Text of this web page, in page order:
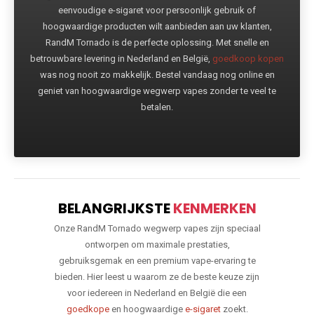
eenvoudige e-sigaret voor persoonlijk gebruik of
hoogwaardige producten wilt aanbieden aan uw klanten,
RandM Tornado is de perfecte oplossing. Met snelle en
betrouwbare levering in Nederland en België, goedkoop kopen
was nog nooit zo makkelijk. Bestel vandaag nog online en
geniet van hoogwaardige wegwerp vapes zonder te veel te
betalen.
BELANGRIJKSTEKENMERKEN
Onze RandM Tornado wegwerp vapes zijn speciaal
ontworpen om maximale prestaties,
gebruiksgemak en een premium vape-ervaring te
bieden. Hier leest u waarom ze de beste keuze zijn
voor iedereen in Nederland en België die een
goedkopeen hoogwaardige e-sigaretzoekt.